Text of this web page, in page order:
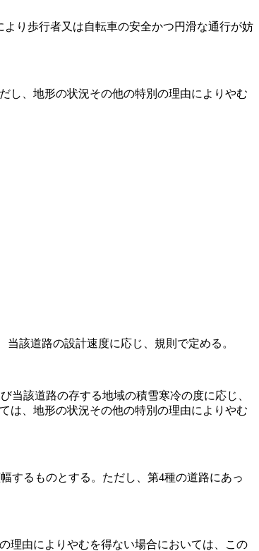
り歩行者又は自転車の安全かつ円滑な通行が妨
し、地形の状況その他の特別の理由によりやむ
当該道路の設計速度に応じ、規則で定める。
当該道路の存する地域の積雪寒冷の度に応じ、
は、地形の状況その他の特別の理由によりやむ
するものとする。 ただし、第4種の道路にあっ
理由によりやむを得ない場合においては、この